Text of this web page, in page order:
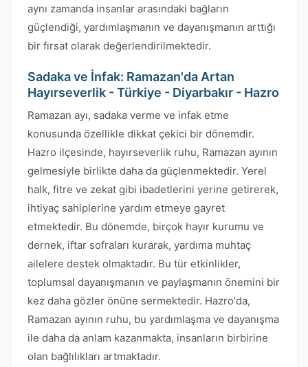
aynı zamanda insanlar arasındaki bağların
güçlendiği, yardımlaşmanın ve dayanışmanın arttığı
bir fırsat olarak değerlendirilmektedir.
Sadaka ve İnfak: Ramazan'da Artan
Hayırseverlik - Türkiye - Diyarbakır - Hazro
Ramazan ayı, sadaka verme ve infak etme
konusunda özellikle dikkat çekici bir dönemdir.
Hazro ilçesinde, hayırseverlik ruhu, Ramazan ayının
gelmesiyle birlikte daha da güçlenmektedir. Yerel
halk, fitre ve zekat gibi ibadetlerini yerine getirerek,
ihtiyaç sahiplerine yardım etmeye gayret
etmektedir. Bu dönemde, birçok hayır kurumu ve
dernek, iftar sofraları kurarak, yardıma muhtaç
ailelere destek olmaktadır. Bu tür etkinlikler,
toplumsal dayanışmanın ve paylaşmanın önemini bir
kez daha gözler önüne sermektedir. Hazro'da,
Ramazan ayının ruhu, bu yardımlaşma ve dayanışma
ile daha da anlam kazanmakta, insanların birbirine
olan bağlılıkları artmaktadır.